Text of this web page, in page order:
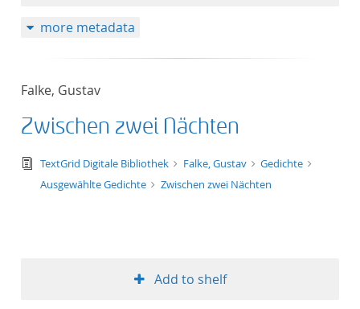
more metadata
Falke, Gustav
Zwischen zwei Nächten
text/tg.edition+tg.aggregation+xml
TextGrid Digitale Bibliothek Falke, Gustav
Gedichte
Ausgewählte Gedichte
Zwischen zwei Nächten
Add to shelf